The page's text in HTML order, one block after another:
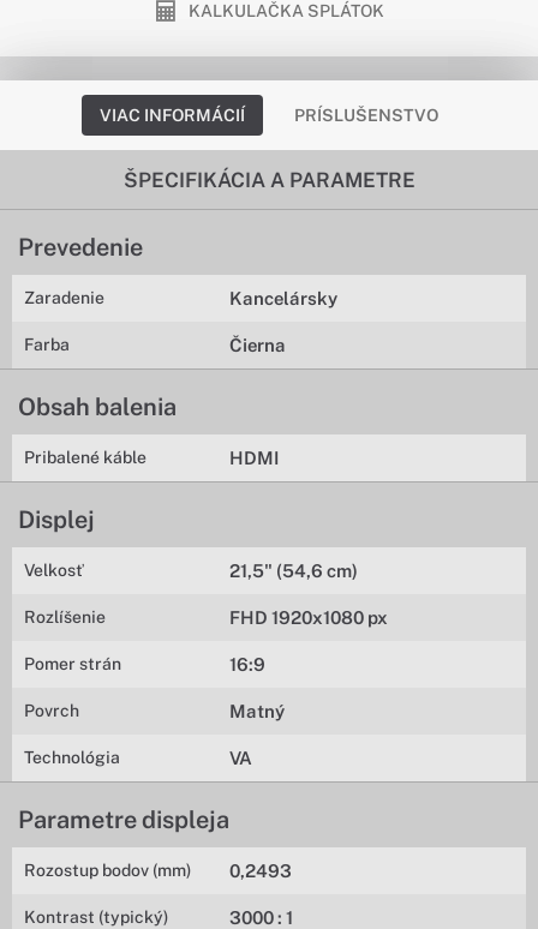
KALKULAČKA SPLÁTOK
VIAC INFORMÁCIÍ PRÍSLUŠENSTVO
ŠPECIFIKÁCIA A PARAMETRE
Prevedenie
Zaradenie Kancelársky
Farba Čierna
Obsah balenia
Pribalené káble HDMI
Displej
Velkosť 21,5" (54,6 cm)
Rozlíšenie FHD 1920x1080 px
Pomer strán 16:9
Povrch Matný
Technológia VA
Parametre displeja
Rozostup bodov (mm) 0,2493
Kontrast (typický) 3000 : 1